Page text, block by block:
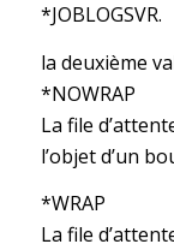
*JOBLOGSVR.
la deuxième
*NOWRAP
La file
l’objet d’un
*WRAP
La file